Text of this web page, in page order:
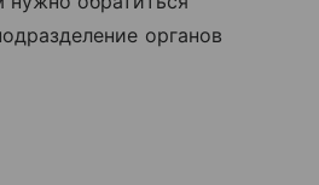
органов